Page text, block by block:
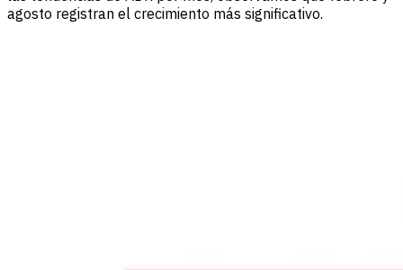
agosto registran el crecimiento más significativo.